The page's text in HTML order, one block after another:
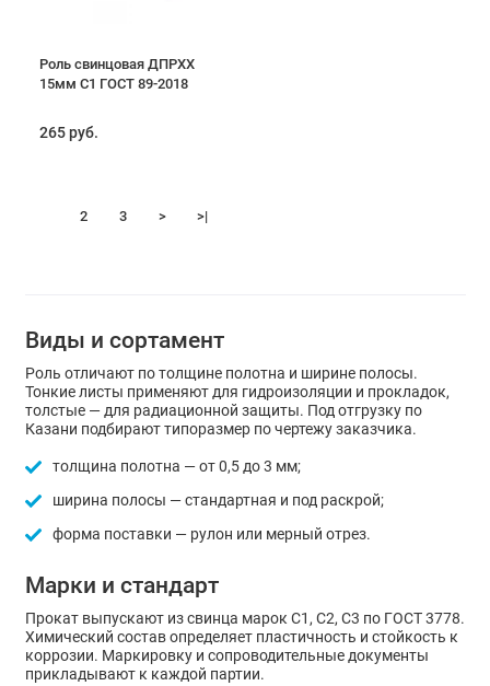
Роль свинцовая ДПРХХ
15мм С1 ГОСТ 89-2018
265 руб.
2 3 > >|
Виды и сортамент
Роль отличают по толщине полотна и ширине полосы.
Тонкие листы применяют для гидроизоляции и прокладок,
толстые — для радиационной защиты. Под отгрузку по
Казани подбирают типоразмер по чертежу заказчика.
толщина полотна — от 0,5 до 3 мм;
ширина полосы — стандартная и под раскрой;
форма поставки — рулон или мерный отрез.
Марки и стандарт
Прокат выпускают из свинца марок С1, С2, С3 по ГОСТ 3778.
Химический состав определяет пластичность и стойкость к
коррозии. Маркировку и сопроводительные документы
прикладывают к каждой партии.